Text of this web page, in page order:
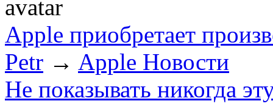
Apple приобретает
Petr → Apple Новости
Не показывать никогда